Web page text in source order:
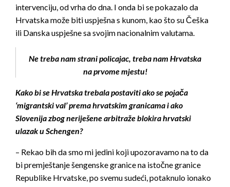
intervenciju, od vrha do dna. I onda bi se pokazalo da
Hrvatska može biti uspješna s kunom, kao što su Češka
ili Danska uspješne sa svojim nacionalnim valutama.
Ne treba nam strani policajac, treba nam Hrvatska
na prvome mjestu!
Kako bi se Hrvatska trebala postaviti ako se pojača
‘migrantski val’ prema hrvatskim granicama i ako
Slovenija zbog neriješene arbitraže blokira hrvatski
ulazak u Schengen?
– Rekao bih da smo mi jedini koji upozoravamo na to da
bi premještanje šengenske granice na istočne granice
Republike Hrvatske, po svemu sudeći, potaknulo ionako